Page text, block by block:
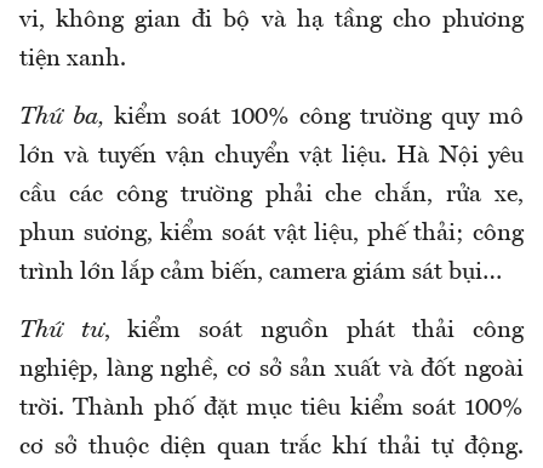
vi, không gian đi bộ và hạ tầng cho phương
tiện xanh.
Thứ ba, kiểm soát 100% công trường quy mô
lớn và tuyến vận chuyển vật liệu. Hà Nội yêu
cầu các công trường phải che chắn, rửa xe,
phun sương, kiểm soát vật liệu, phế thải; công
trình lớn lắp cảm biến, camera giám sát bụi…
Thứ tư, kiểm soát nguồn phát thải công
nghiệp, làng nghề, cơ sở sản xuất và đốt ngoài
trời. Thành phố đặt mục tiêu kiểm soát 100%
cơ sở thuộc diện quan trắc khí thải tự động.